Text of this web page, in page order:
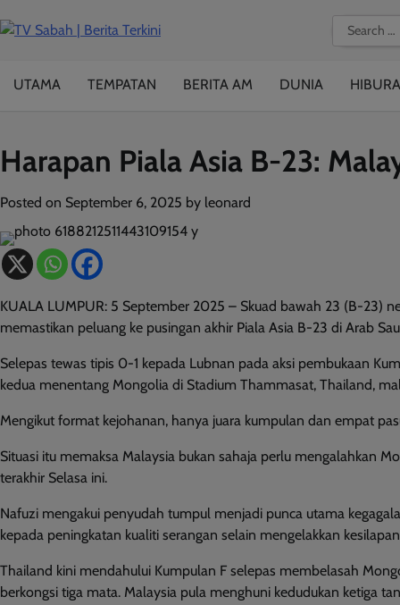
to
Search
for:
UTAMA TEMPATAN BERITA AM DUNIA
Harapan Piala Asia B-23:
Posted on September 6, 2025 by leonard
KUALA LUMPUR: 5 September 2025 – Skuad bawah 23 (B-23)
memastikan peluang ke pusingan akhir Piala Asia B-23 di Arab
Selepas tewas tipis 0-1 kepada Lubnan pada aksi pembukaan
kedua menentang Mongolia di Stadium Thammasat, Thailand,
Mengikut format kejohanan, hanya juara kumpulan dan empat
Situasi itu memaksa Malaysia bukan sahaja perlu mengalahkan
terakhir Selasa ini.
Nafuzi mengakui penyudah tumpul menjadi punca utama
kepada peningkatan kualiti serangan selain mengelakkan
Thailand kini mendahului Kumpulan F selepas membelasah
berkongsi tiga mata. Malaysia pula menghuni kedudukan ketiga